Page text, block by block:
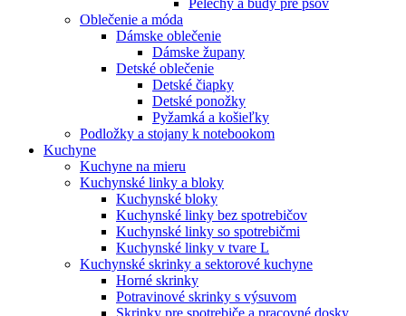
Oblečenie a móda
Dámske oblečenie
Dámske župany
Detské oblečenie
Detské čiapky
Detské ponožky
Pyžamká a košieľky
Podložky a stojany k notebookom
Kuchyne
Kuchyne na mieru
Kuchynské linky a bloky
Kuchynské bloky
Kuchynské linky bez spotrebičov
Kuchynské linky so spotrebičmi
Kuchynské linky v tvare L
Kuchynské skrinky a sektorové kuchyne
Horné skrinky
Potravinové skrinky s výsuvom
Skrinky pre spotrebiče a pracovné dosky